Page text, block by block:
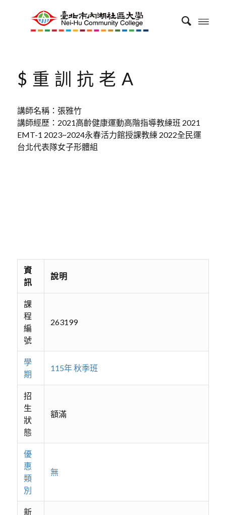
$重訓抗老A
講師名稱：張雅竹
講師經歷：2021高齡健康運動高階指導教練班 2021
EMT-1 2023~2024永春活力館授課教練 2022全民運
台北代表隊女子形體組
資
訊
說明
課
程
編
號
263199
學
期
115年 秋季班
招
生
狀
態
額滿
優
惠
類
別
無
新